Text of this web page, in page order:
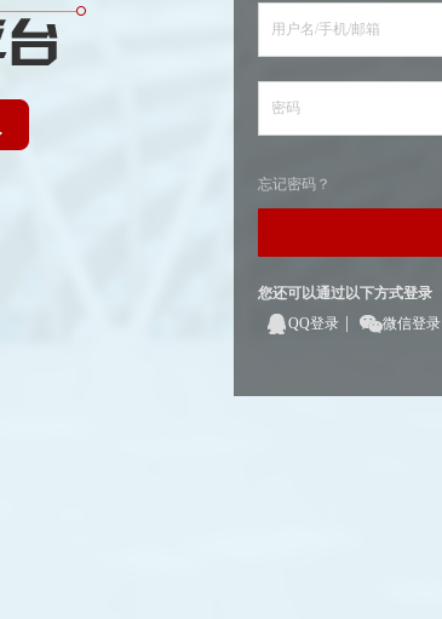
用户名/手机/邮箱
密码
忘记密码？
您还可以通过以下方式登录
QQ登录
微信登录